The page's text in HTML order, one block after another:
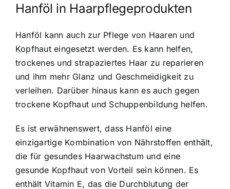
Hanföl in Haarpflegeprodukten
Hanföl kann auch zur Pflege von Haaren und
Kopfhaut eingesetzt werden. Es kann helfen,
trockenes und strapaziertes Haar zu reparieren
und ihm mehr Glanz und Geschmeidigkeit zu
verleihen. Darüber hinaus kann es auch gegen
trockene Kopfhaut und Schuppenbildung helfen.
Es ist erwähnenswert, dass Hanföl eine
einzigartige Kombination von Nährstoffen enthält,
die für gesundes Haarwachstum und eine
gesunde Kopfhaut von Vorteil sein können. Es
enthält Vitamin E, das die Durchblutung der